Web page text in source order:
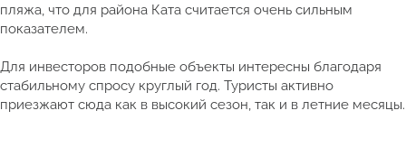
пляжа, что для района Ката считается очень сильным
показателем.
Для инвесторов подобные объекты интересны благодаря
стабильному спросу круглый год. Туристы активно
приезжают сюда как в высокий сезон, так и в летние месяцы.